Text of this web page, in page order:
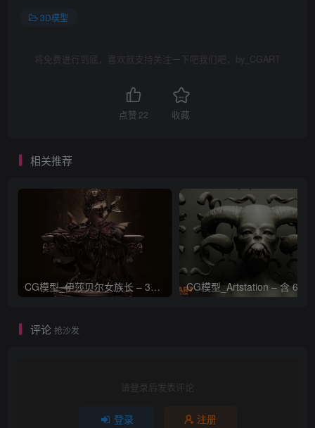
3D模型
将免费进行到底，喜欢就支持关注一下吧我们吧，by_CGART
点赞22 收藏
相关推荐
CG模型_伊莎贝尔女族长 – 3D 模型_CGART_模型下载
评论 抢沙发
请登录后发表评论
登录 注册